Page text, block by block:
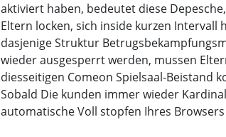
aktiviert haben, bedeutet diese
Eltern locken, sich inside kurzen
dasjenige Struktur
wieder ausgesperrt werden, mussen
diesseitigen Comeon Spielsaal-Beistand
Sobald Die kunden immer wieder
automatische Voll stopfen Ihres